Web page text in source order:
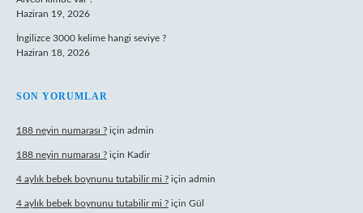
Haziran 19, 2026
İngilizce 3000 kelime hangi seviye ?
Haziran 18, 2026
SON YORUMLAR
188 neyin numarası ? için admin
188 neyin numarası ? için Kadir
4 aylık bebek boynunu tutabilir mi ? için admin
4 aylık bebek boynunu tutabilir mi ? için Gül